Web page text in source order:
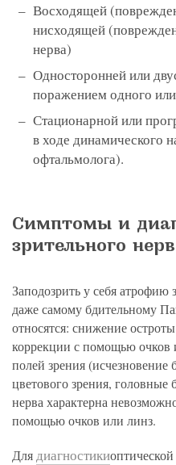
Восходящей
нисходящей
нерва)
Односторонней или
поражением одного
Стационарной или
в ходе динамического
офтальмолога).
Симптомы и
зрительного
Заподозрить у себя атрофию
даже самому бдительному
относятся: снижение
коррекции с помощью очков
полей зрения (исчезновение
цветового зрения,
нерва характерна
помощью очков или линз.
Длядиагностики